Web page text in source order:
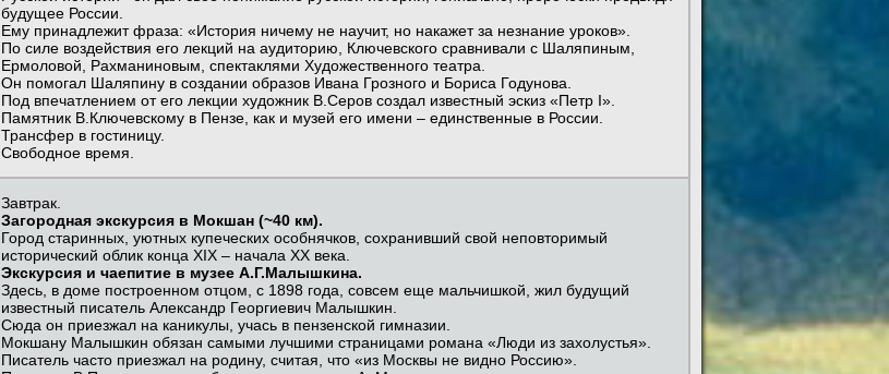
будущее России.
Ему принадлежит фраза: «История ничему не научит, но накажет за незнание уроков».
По силе воздействия его лекций на аудиторию, Ключевского сравнивали с Шаляпиным,
Ермоловой, Рахманиновым, спектаклями Художественного театра.
Он помогал Шаляпину в создании образов Ивана Грозного и Бориса Годунова.
Под впечатлением от его лекции художник В.Серов создал известный эскиз «Петр I».
Памятник В.Ключевскому в Пензе, как и музей его имени – единственные в России.
Трансфер в гостиницу.
Свободное время.
Завтрак.
Загородная экскурсия в Мокшан (~40 км).
Город старинных, уютных купеческих особнячков, сохранивший свой неповторимый
исторический облик конца XIX – начала XX века.
Экскурсия и чаепитие в музее А.Г.Малышкина.
Здесь, в доме построенном отцом, с 1898 года, совсем еще мальчишкой, жил будущий
известный писатель Александр Георгиевич Малышкин.
Сюда он приезжал на каникулы, учась в пензенской гимназии.
Мокшану Малышкин обязан самыми лучшими страницами романа «Люди из захолустья».
Писатель часто приезжал на родину, считая, что «из Москвы не видно Россию».